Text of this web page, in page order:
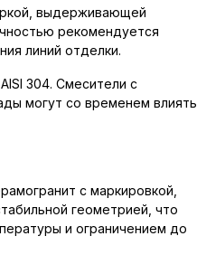
выдерживающей
рекомендуется
линий отделки.
304. Смесители с
могут со временем влиять
с маркировкой,
геометрией, что
и ограничением до